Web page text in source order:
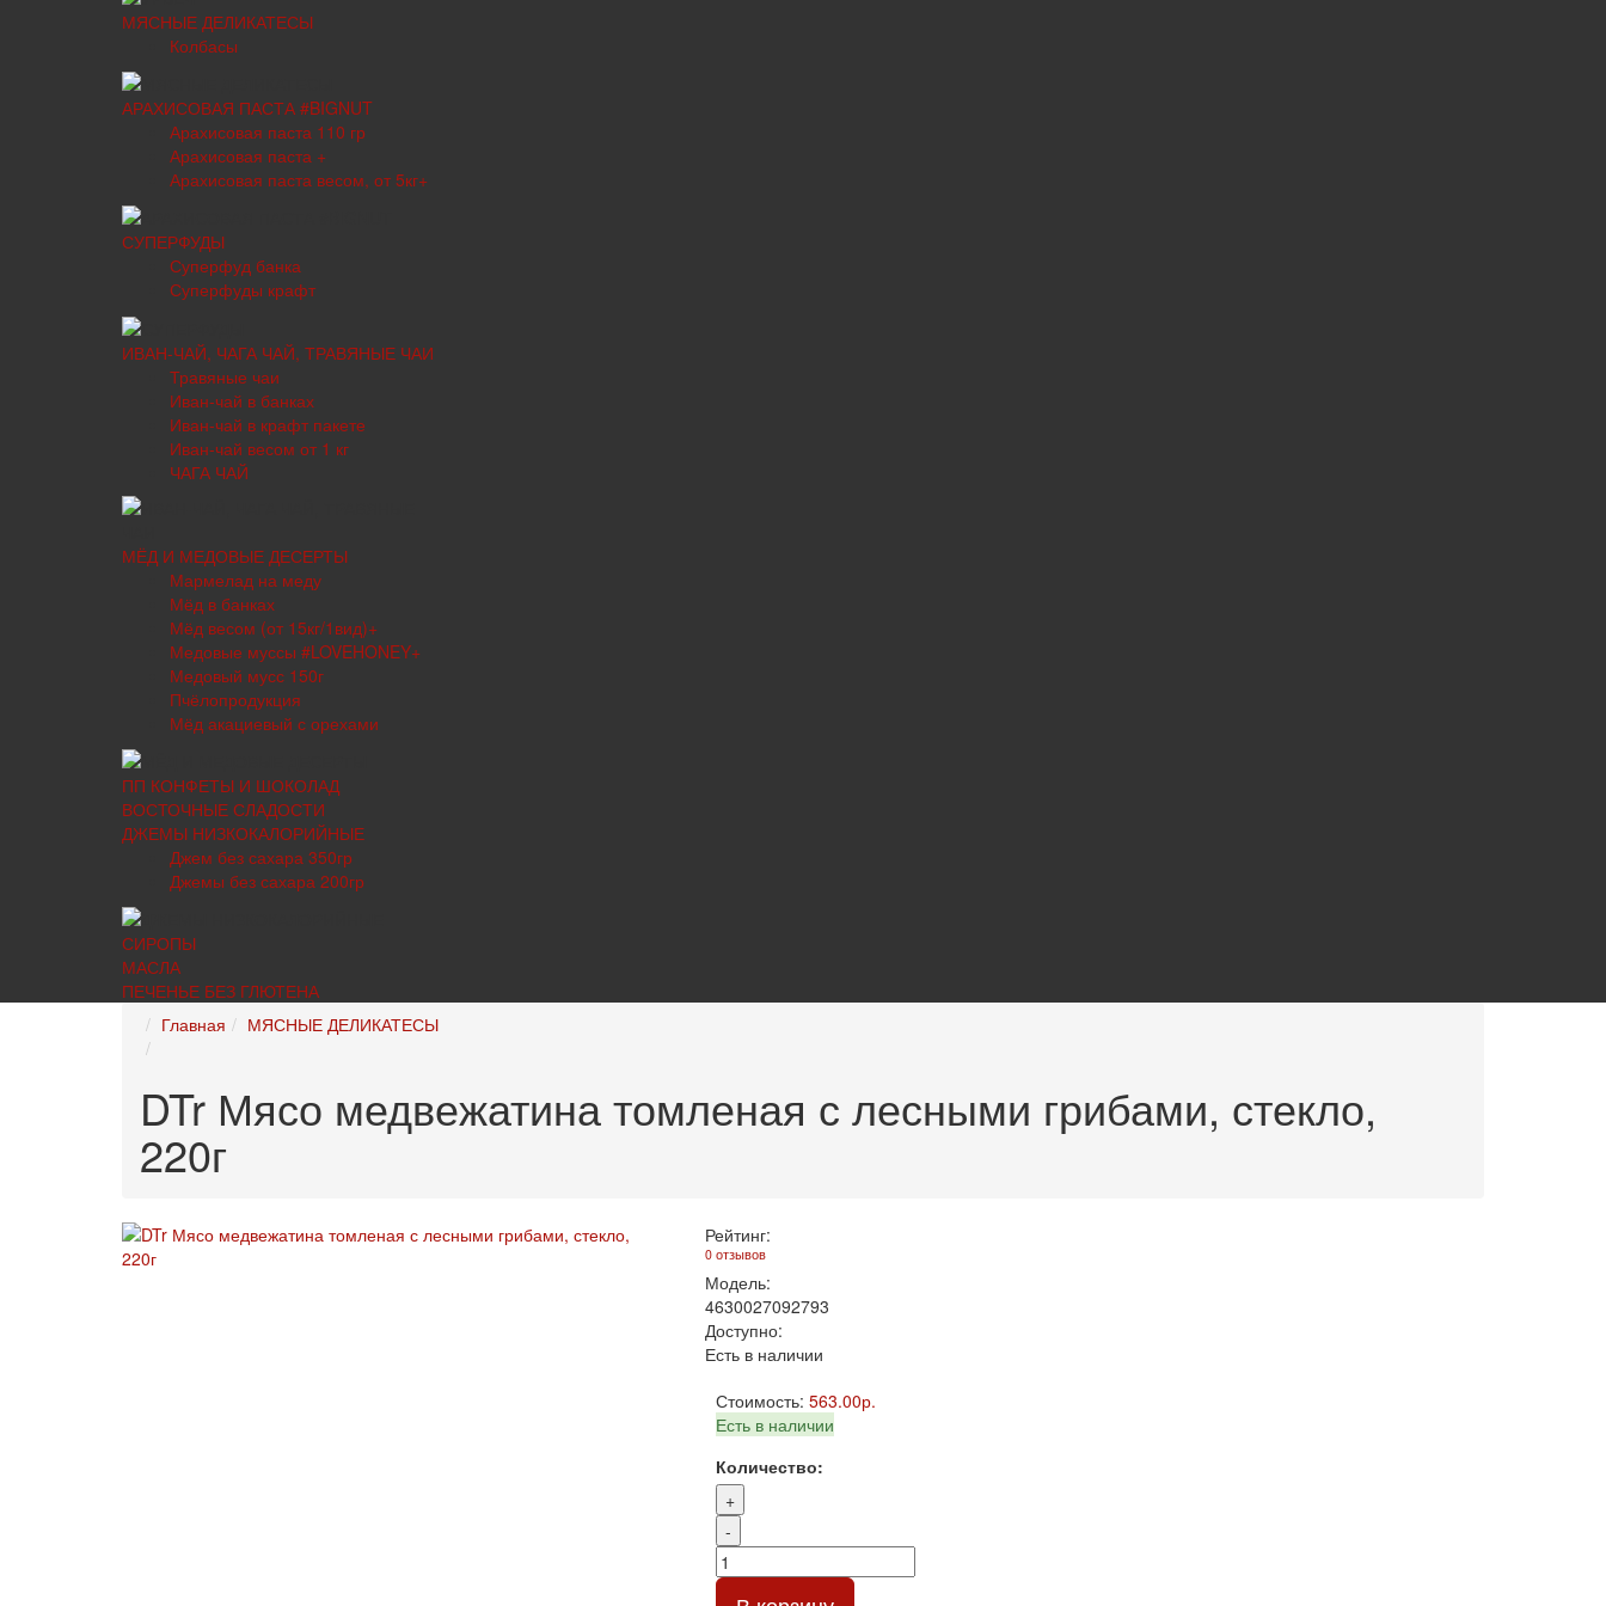
МЯСНЫЕ ДЕЛИКАТЕСЫ
Колбасы
АРАХИСОВАЯ ПАСТА #BIGNUT
Арахисовая паста 110 гр
Арахисовая паста +
Арахисовая паста весом, от 5кг+
СУПЕРФУДЫ
Суперфуд банка
Суперфуды крафт
ИВАН-ЧАЙ, ЧАГА ЧАЙ, ТРАВЯНЫЕ ЧАИ
Травяные чаи
Иван-чай в банках
Иван-чай в крафт пакете
Иван-чай весом от 1 кг
ЧАГА ЧАЙ
МЁД И МЕДОВЫЕ ДЕСЕРТЫ
Мармелад на меду
Мёд в банках
Мёд весом (от 15кг/1вид)+
Медовые муссы #LOVEHONEY+
Медовый мусс 150г
Пчёлопродукция
Мёд акациевый с орехами
ПП КОНФЕТЫ И ШОКОЛАД
ВОСТОЧНЫЕ СЛАДОСТИ
ДЖЕМЫ НИЗКОКАЛОРИЙНЫЕ
Джем без сахара 350гр
Джемы без сахара 200гр
СИРОПЫ
МАСЛА
ПЕЧЕНЬЕ БЕЗ ГЛЮТЕНА
Главная МЯСНЫЕ ДЕЛИКАТЕСЫ
DTr Мясо медвежатина томленая с лесными грибами, стекло,
220г
Рейтинг:
0 отзывов
Модель:
4630027092793
Доступно:
Есть в наличии
Стоимость: 563.00р.
Есть в наличии
Количество:
+
-